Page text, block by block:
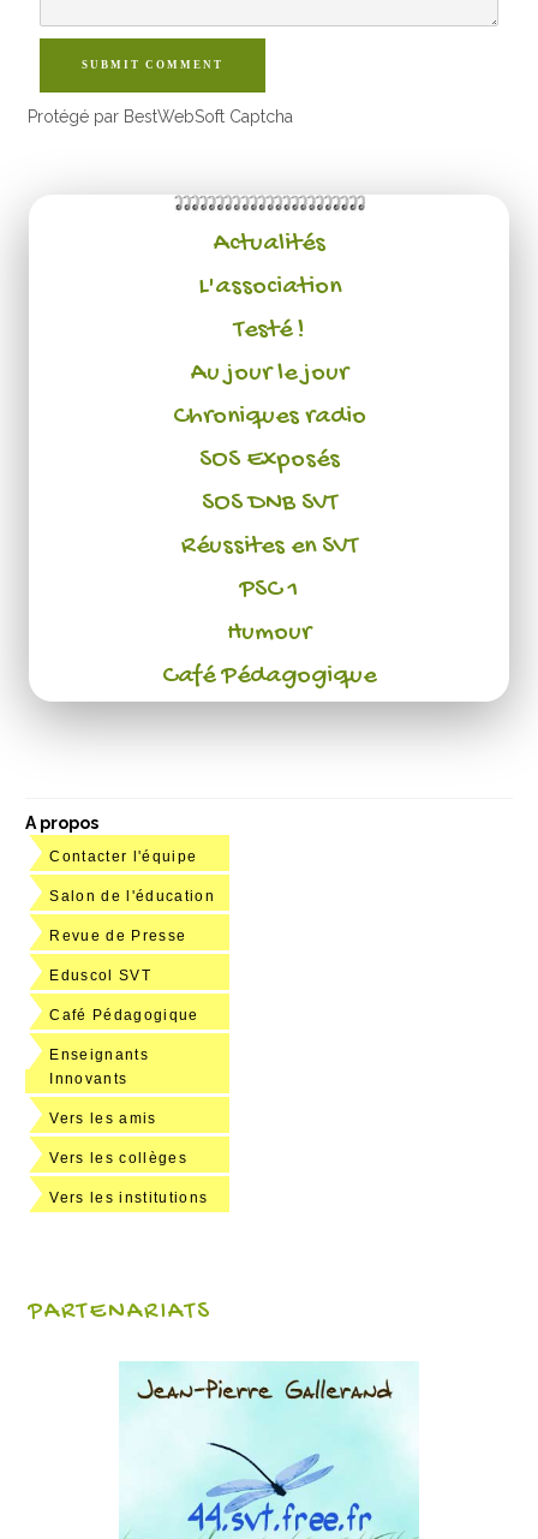
SUBMIT COMMENT
Protégé par BestWebSoft Captcha
Actualités
L'association
Testé !
Au jour le jour
Chroniques radio
SOS Exposés
SOS DNB SVT
Réussites en SVT
PSC 1
Humour
Café Pédagogique
A propos
Contacter l'équipe
Salon de l'éducation
Revue de Presse
Eduscol SVT
Café Pédagogique
Enseignants
Innovants
Vers les amis
Vers les collèges
Vers les institutions
PARTENARIATS